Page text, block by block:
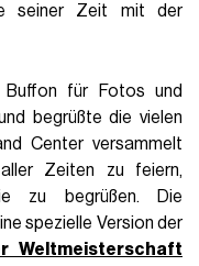
seiner Zeit mit der
Buffon für Fotos und
begrüßte die vielen
Center versammelt
Zeiten zu feiern,
zu begrüßen. Die
spezielle Version der
Weltmeisterschaft